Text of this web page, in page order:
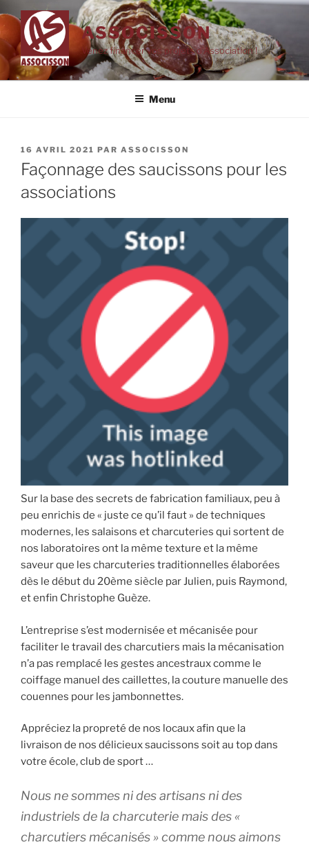
Aller
au
contenu
principal
ASSOCISSON
Venez financer vos projets d'Association !
Menu
PUBLIÉ
LE
16 AVRIL 2021 PAR ASSOCISSON
Façonnage des saucissons pour les
associations
Sur la base des secrets de fabrication familiaux, peu à
peu enrichis de « juste ce qu’il faut » de techniques
modernes, les salaisons et charcuteries qui sortent de
nos laboratoires ont la même texture et la même
saveur que les charcuteries traditionnelles élaborées
dès le début du 20ème siècle par Julien, puis Raymond,
et enfin Christophe Guèze.
L’entreprise s’est modernisée et mécanisée pour
faciliter le travail des charcutiers mais la mécanisation
n’a pas remplacé les gestes ancestraux comme le
coiffage manuel des caillettes, la couture manuelle des
couennes pour les jambonnettes.
Appréciez la propreté de nos locaux afin que la
livraison de nos délicieux saucissons soit au top dans
votre école, club de sport …
Nous ne sommes ni des artisans ni des
industriels de la charcuterie mais des «
charcutiers mécanisés » comme nous aimons